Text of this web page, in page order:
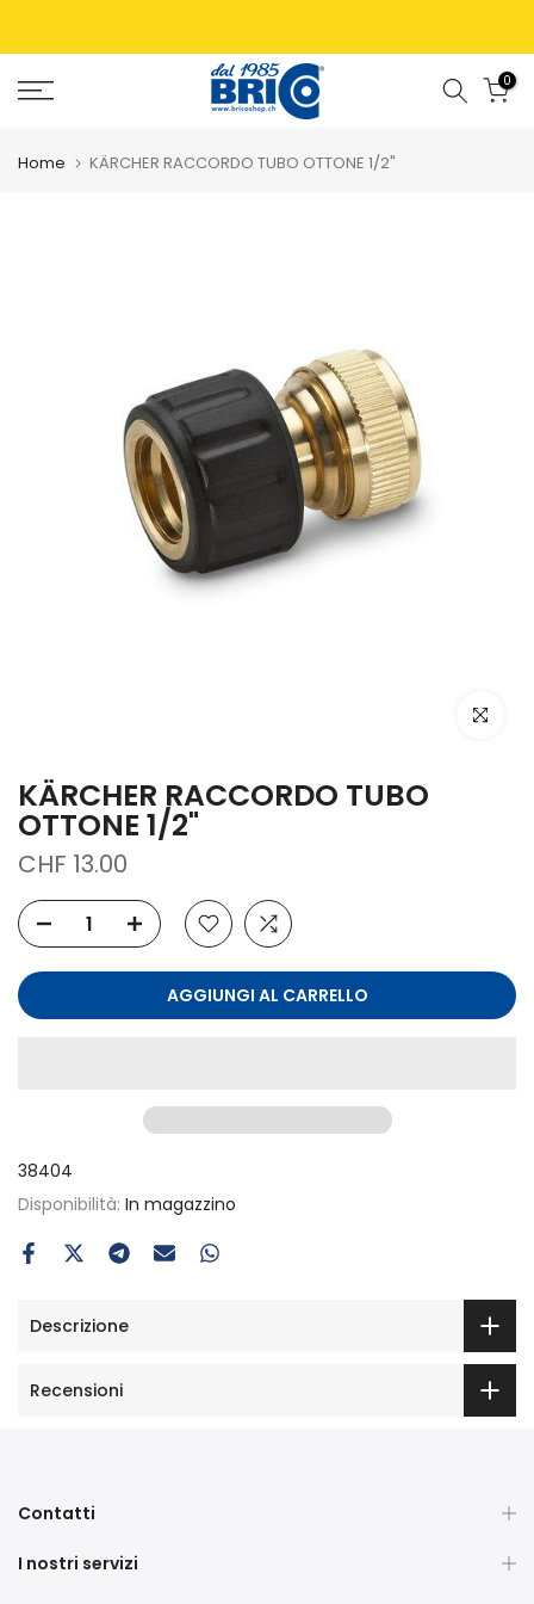
0
Home KÄRCHER RACCORDO TUBO OTTONE 1/2"
clicca
KÄRCHER RACCORDO TUBO
OTTONE 1/2"
CHF 13.00
AGGIUNGI AL CARRELLO
38404
Disponibilità: In magazzino
Descrizione
Recensioni
Contatti
I nostri servizi